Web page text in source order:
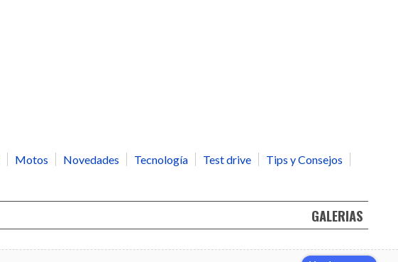
Motos Novedades Tecnología Test drive
Tips y Consejos
GALERIAS